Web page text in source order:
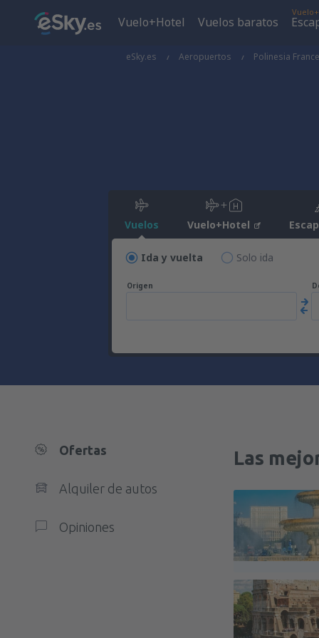
Vuelo+Hotel Vuelos baratos
eSky.es Aeropuertos Polinesia
Vuelos Vuelo+Hotel
Ida y vuelta Solo ida
Origen
Ofertas
Alquiler de autos
Opiniones
Las